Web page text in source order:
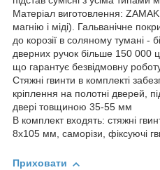
Матеріал виготовлення:
магнію і міді). Гальванічне
до корозії в соляному тумані -
дверних ручок більше 150 000
що гарантує безвідмовну
Стяжні гвинти в комплекті
кріплення на полотні дверей,
двері товщиною 35-55 мм
В комплект входять: стяжні
8x105 мм, саморізи, фіксуючі
Приховати